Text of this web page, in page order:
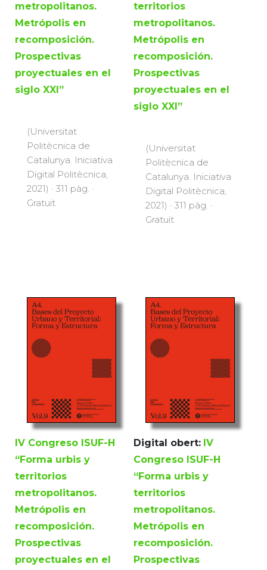
metropolitanos.
Metrópolis en
recomposición.
Prospectivas
proyectuales en el
siglo XXI”
(Universitat
Politècnica de
Catalunya. Iniciativa
Digital Politècnica,
2021) · 311 pàg. ·
Gratuït
territorios
metropolitanos.
Metrópolis en
recomposición.
Prospectivas
proyectuales en el
siglo XXI”
(Universitat
Politècnica de
Catalunya. Iniciativa
Digital Politècnica,
2021) · 311 pàg. ·
Gratuït
IV Congreso ISUF-H
“Forma urbis y
territorios
metropolitanos.
Metrópolis en
recomposición.
Prospectivas
proyectuales en el
Digital obert: IV
Congreso ISUF-H
“Forma urbis y
territorios
metropolitanos.
Metrópolis en
recomposición.
Prospectivas